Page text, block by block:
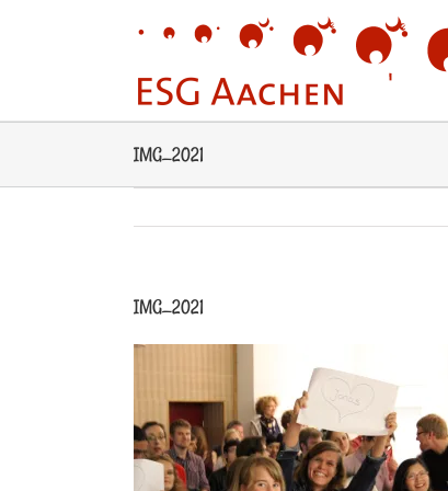
IMG_2021
IMG_2021